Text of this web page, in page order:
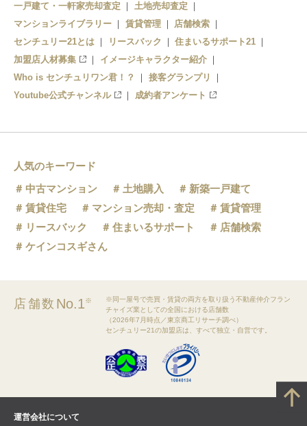
一戸建て・一軒家売却査定
土地売却査定
マンションライブラリー
賃貸管理
店舗検索
センチュリー21とは
リースバック
住まいるサポート21
加盟店人材募集
イメージキャラクター紹介
Who is センチュリワン君！？
接客グランプリ
Youtube公式チャンネル
成約者アンケート
人気のキーワード
中古マンション
土地購入
新築一戸建て
賃貸住宅
マンション売却・査定
賃貸管理
リースバック
住まいるサポート
店舗検索
ケインコスギさん
店舗数 No.1※
※同一屋号で売買・賃貸の両方を取り扱う不動産仲介フラン
チャイズ業としての全国における店舗数
（2026年7月時点／東京商工リサーチ調べ）
センチュリー21の加盟店は、すべて独立・自営です。
運営会社について